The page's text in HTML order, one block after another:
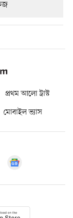
প্রথম আলো ট্রাস্ট
মোবাইল ভ্যাস